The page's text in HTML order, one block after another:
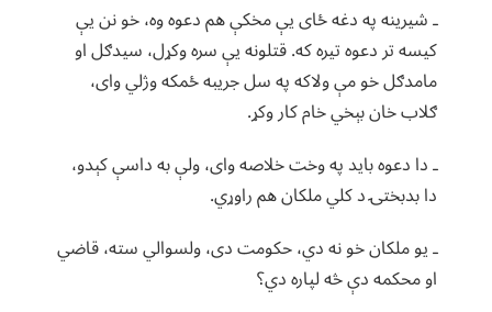
ـ شیرینه په دغه ځای یې مخکې هم دعوه وه، خو نن یې
کیسه تر دعوه تیره که. قتلونه یې سره وکړل، سیدګل او
مامدګل خو مې ولاکه په سل جریبه ځمکه وژلي وای،
ګلاب خان بېخي خام کار وکړ.
ـ دا دعوه باید په وخت خلاصه وای، ولې به داسې کېدو،
دا بدبختۍ د کلي ملکان هم راوړي.
ـ یو ملکان خو نه دي، حکومت دی، ولسوالي سته، قاضي
او محکمه دې څه لپاره دي؟